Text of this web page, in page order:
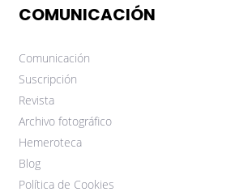
COMUNICACIÓN
Comunicación
Suscripción
Revista
Archivo fotográfico
Hemeroteca
Blog
Política de Cookies